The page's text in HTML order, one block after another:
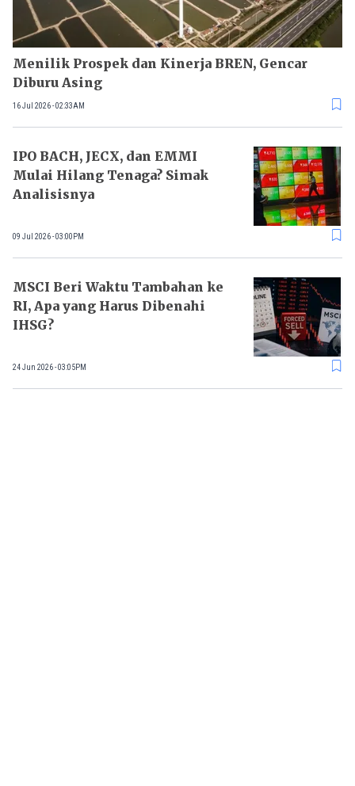
Menilik Prospek dan Kinerja BREN, Gencar
Diburu Asing
16 Jul 2026 - 02:33AM
IPO BACH, JECX, dan EMMI
Mulai Hilang Tenaga? Simak
Analisisnya
09 Jul 2026 - 03:00PM
MSCI Beri Waktu Tambahan ke
RI, Apa yang Harus Dibenahi
IHSG?
24 Jun 2026 - 03:05PM